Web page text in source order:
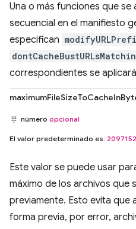
Una o más funciones que
secuencial en el manifiesto
especifican
correspondientes se
número opcional
El valor predeterminado es: 2097152
Este valor se puede usar
máximo de los archivos que
previamente. Esto evita que
forma previa, por error,